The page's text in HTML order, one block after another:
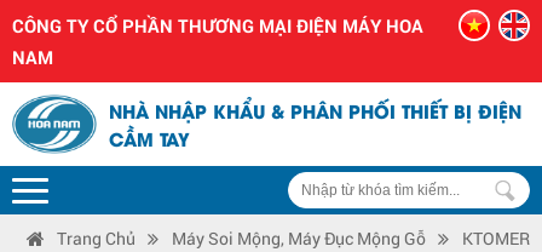
CÔNG TY CỔ PHẦN THƯƠNG MẠI ĐIỆN MÁY HOA
NAM
NHÀ NHẬP KHẨU & PHÂN PHỐI THIẾT BỊ ĐIỆN
CẦM TAY
Trang Chủ Máy Soi Mộng, Máy Đục Mộng Gỗ KTOMER